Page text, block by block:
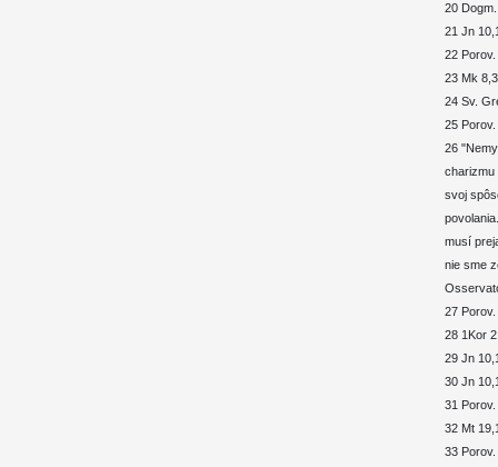
20
21 Jn
22
23 Mk
24 Sv.
25
26
charizmu
svoj
musí
nie sme
27
28 1Kor
29 Jn
30 Jn
31
32 Mt
33